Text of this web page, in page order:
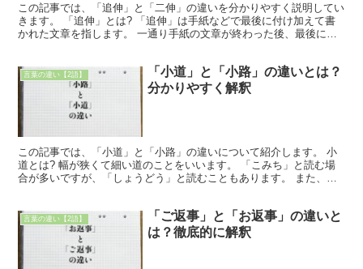
この記事では、「追伸」と「二伸」の違いを分かりやすく説明してい
きます。 「追伸」とは? 「追伸」は手紙などで最後に付け加えて書
かれた文章を指します。 一通り手紙の文章が終わった後、最後に何
言葉の違い【2語】
「小道」と「小路」の違いとは？
分かりやすく解釈
この記事では、「小道」と「小路」の違いについて紹介します。 小
道とは? 幅が狭くて細い道のことをいいます。 「こみち」と読む場
合が多いですが、「しょうどう」と読むこともあります。 また、小
言葉の違い【2語】
「ご返事」と「お返事」の違いと
は？徹底的に解釈